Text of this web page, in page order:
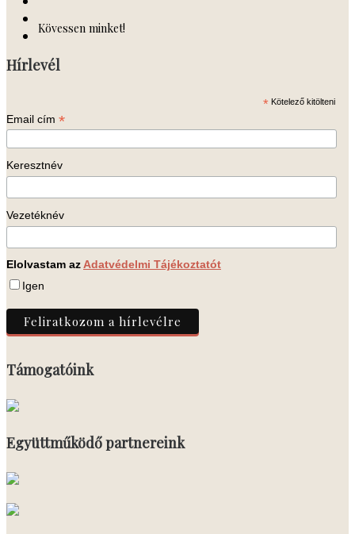
Kövessen minket!
Hírlevél
*Kötelező kitölteni
Email cím *
Keresztnév
Vezetéknév
Elolvastam azAdatvédelmi Tájékoztatót
Igen
Támogatóink
Együttműködő partnereink